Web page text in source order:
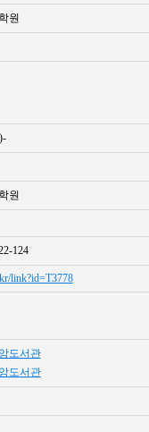
원
원
124
link?id=T3778
도서관
도서관